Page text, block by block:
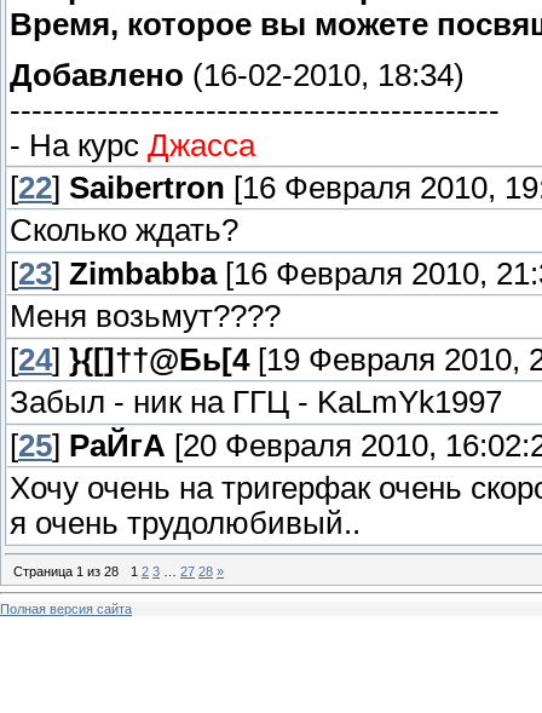
Время, которое вы можете
Добавлено (16-02-2010, 18:34)
---------------------------------------------
- На курс Джасса
[22] Saibertron [16 Февраля 2010,
Сколько ждать?
[23] Zimbabba[16 Февраля 2010,
Меня возьмут????
[24] }{[]††@Бь[4[19 Февраля 2010,
Забыл - ник на ГГЦ - KaLmYk1997
[25] РаЙгА [20 Февраля 2010,
Хочу очень на тригерфак очень
я очень трудолюбивый..
Страница 1 из 28 1 2 3 27 28 »
Полная версия сайта